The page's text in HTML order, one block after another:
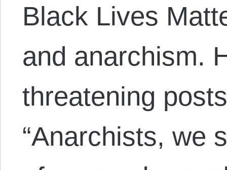
Black Lives
and anarchism.
threatening
“Anarchists, we